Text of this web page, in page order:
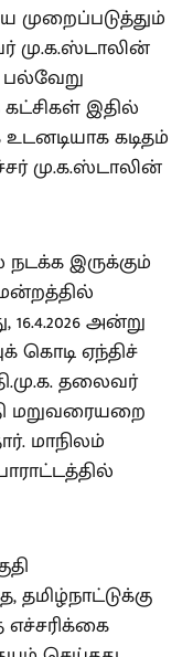
முறைப்படுத்தும்
மு.க.ஸ்டாலின்
இதில்
கடிதம்
மு.க.ஸ்டாலின்
இருக்கும்
அன்று
கொடி ஏந்திச்
தலைவர்
மறுவரையறை
மாநிலம்
எச்சரிக்கை